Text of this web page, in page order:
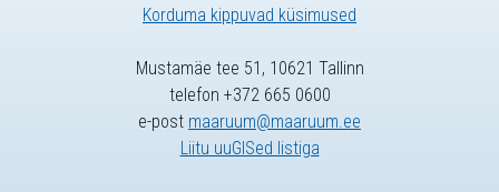
Korduma kippuvad küsimused
Mustamäe tee 51, 10621 Tallinn
telefon +372 665 0600
e-post maaruum@maaruum.ee
Liitu uuGISed listiga